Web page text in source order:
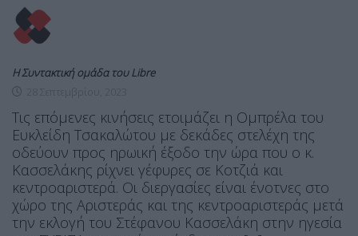
Η Συντακτική ομάδα του Libre
Τις επόμενες κινήσεις ετοιμάζει η Ομπρέλα του
Ευκλείδη Τσακαλώτου με δεκάδες στελέχη της
οδεύουν προς ηρωική έξοδο την ώρα που ο κ.
Κασσελάκης ρίχνει γέφυρες σε Κοτζιά και
κεντροαριστερά. Οι διεργασίες είναι ένοτνες στο
χώρο της Αριστεράς και της κεντροαριστεράς μετά
την εκλογή του Στέφανου Κασσελάκη στην ηγεσία